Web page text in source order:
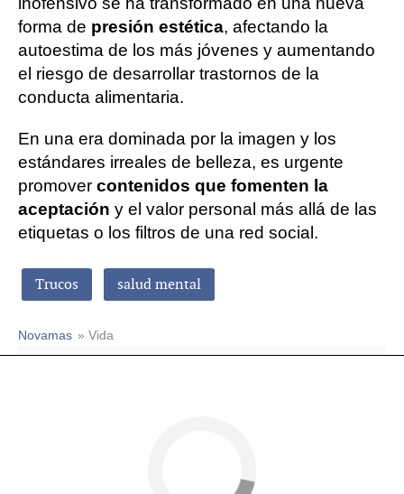
forma de presión estética, afectando la
autoestima de los más jóvenes y aumentando
el riesgo de desarrollar trastornos de la
conducta alimentaria.
En una era dominada por la imagen y los
estándares irreales de belleza, es urgente
promover contenidos que fomenten la
aceptación y el valor personal más allá de las
etiquetas o los filtros de una red social.
Trucos salud mental
Novamas » Vida